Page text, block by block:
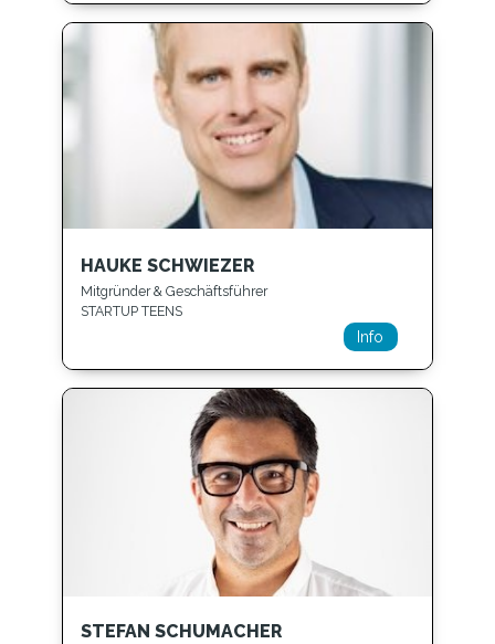
HAUKE SCHWIEZER
Mitgründer & Geschäftsführer
STARTUP TEENS
Info
STEFAN SCHUMACHER